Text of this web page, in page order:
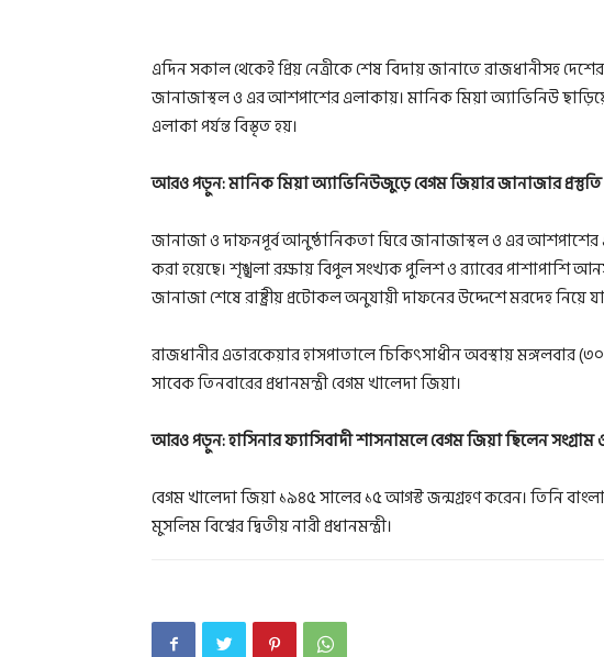
এদিন সকাল থেকেই প্রিয় নেত্রীকে শেষ বিদায় জানাতে রাজধানীসহ
জানাজাস্থল ও এর আশপাশের এলাকায়। মানিক মিয়া অ্যাভিনিউ
এলাকা পর্যন্ত বিস্তৃত হয়।
আরও পড়ুন:মানিক মিয়া অ্যাভিনিউজুড়ে বেগম জিয়ার জানাজার প্রস্তুতি
জানাজা ও দাফনপূর্ব আনুষ্ঠানিকতা ঘিরে জানাজাস্থল ও এর আশপাশের
করা হয়েছে। শৃঙ্খলা রক্ষায় বিপুল সংখ্যক পুলিশ ও র‍্যাবের পাশাপাশি
জানাজা শেষে রাষ্ট্রীয় প্রটোকল অনুযায়ী দাফনের উদ্দেশে মরদেহ নিয়ে
রাজধানীর এভারকেয়ার হাসপাতালে চিকিৎসাধীন অবস্থায় মঙ্গলবার
সাবেক তিনবারের প্রধানমন্ত্রী বেগম খালেদা জিয়া।
আরও পড়ুন:হাসিনার ফ্যাসিবাদী শাসনামলে বেগম জিয়া ছিলেন সংগ্রাম
বেগম খালেদা জিয়া ১৯৪৫ সালের ১৫ আগস্ট জন্মগ্রহণ করেন। তিনি
মুসলিম বিশ্বের দ্বিতীয় নারী প্রধানমন্ত্রী।